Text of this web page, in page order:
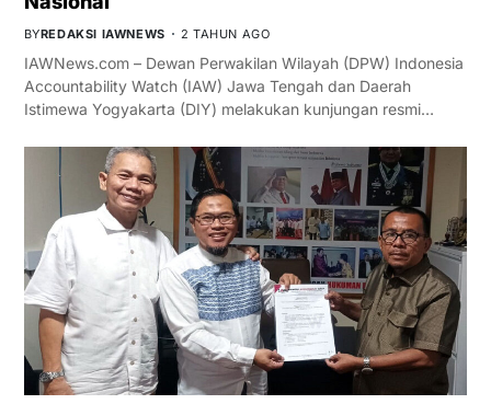
BYREDAKSI IAWNEWS 2 TAHUN AGO
IAWNews.com – Dewan Perwakilan Wilayah (DPW) Indonesia
Accountability Watch (IAW) Jawa Tengah dan Daerah
Istimewa Yogyakarta (DIY) melakukan kunjungan resmi…